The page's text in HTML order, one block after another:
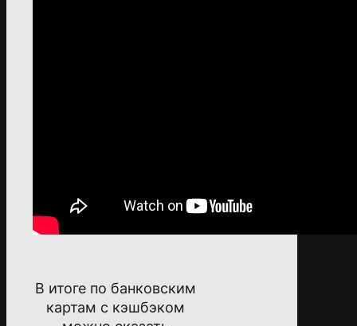
В итоге по банковским
картам с кэшбэком